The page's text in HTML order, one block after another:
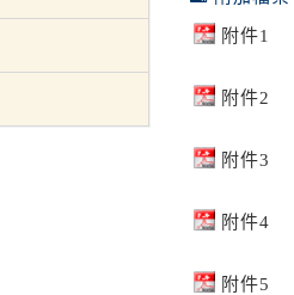
附件1
附件2
附件3
附件4
附件5